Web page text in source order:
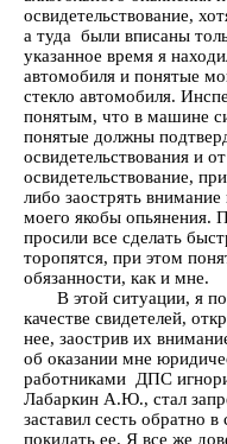
освидетельствование,
а туда были вписаны
указанное время я
автомобиля и понятые
стекло автомобиля.
понятым, что в машине
понятые должны
освидетельствования и
освидетельствование,
либо заострять
моего якобы опьянения.
просили все сделать
торопятся, при этом
обязанности, как и мне.
В этой ситуации, я
качестве свидетелей,
нее, заострив их
об оказании мне
работниками ДПС
Лабаркин А.Ю., стал
заставил сесть обратно
покидать ее. Я все же